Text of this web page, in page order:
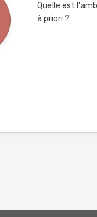
Quelle est
à priori ?